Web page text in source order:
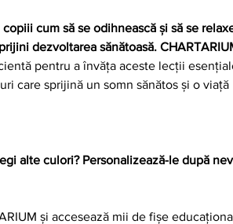
cum să se odihnească și să se
dezvoltarea sănătoasă.
pentru a învăța aceste lecții
care sprijină un somn sănătos și o viață
alte culori? Personalizează-le după
și accesează mii de fișe